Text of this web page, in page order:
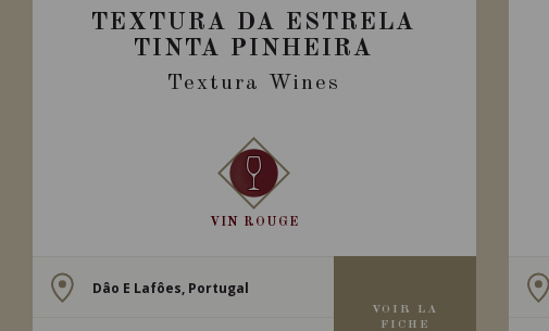
TEXTURA DA ESTRELA
TINTA PINHEIRA
Textura Wines
VIN ROUGE
Dâo E Lafôes, Portugal
VOIR LA
FICHE